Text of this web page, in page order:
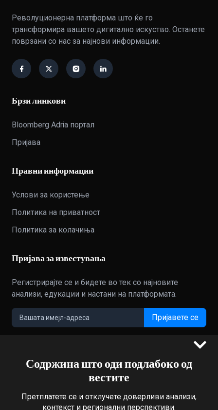
Содржина што оди подлабоко од
вестите
Претплатете се и отклучете доверливи анализи,
контекст и регионални перспективи.
Револуционерна платформа што ќе го
трансформира вашето дигитално искуство. Останете
поврзани со нас за најнови информации.
Брзи линкови
Bloomberg Adria портал
Пријава
Правни информации
Услови за користење
Политика на приватност
Политика за колачиња
Пријава за известувања
Регистрирајте се и бидете во тек со најновите
анализи, едукации и настани на платформата.
Пријавете се
©2022 - 2026 Bloomberg L.P. All Rights Reserved. BLOOMBERG
and the BLOOMBERG logo are registered trademarks and
displayed with permission